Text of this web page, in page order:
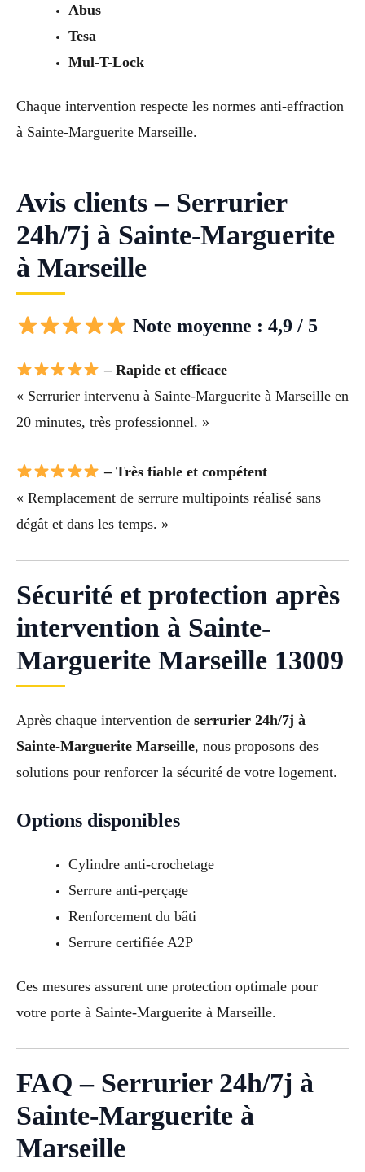
Abus
Tesa
Mul-T-Lock
Chaque intervention respecte les normes anti-effraction
à Sainte-Marguerite Marseille.
Avis clients – Serrurier
24h/7j à Sainte-Marguerite
à Marseille
Note moyenne : 4,9 / 5
– Rapide et efficace
« Serrurier intervenu à Sainte-Marguerite à Marseille en
20 minutes, très professionnel. »
– Très fiable et compétent
« Remplacement de serrure multipoints réalisé sans
dégât et dans les temps. »
Sécurité et protection après
intervention à Sainte-
Marguerite Marseille 13009
Après chaque intervention de serrurier 24h/7j à
Sainte-Marguerite Marseille, nous proposons des
solutions pour renforcer la sécurité de votre logement.
Options disponibles
Cylindre anti-crochetage
Serrure anti-perçage
Renforcement du bâti
Serrure certifiée A2P
Ces mesures assurent une protection optimale pour
votre porte à Sainte-Marguerite à Marseille.
FAQ – Serrurier 24h/7j à
Sainte-Marguerite à
Marseille